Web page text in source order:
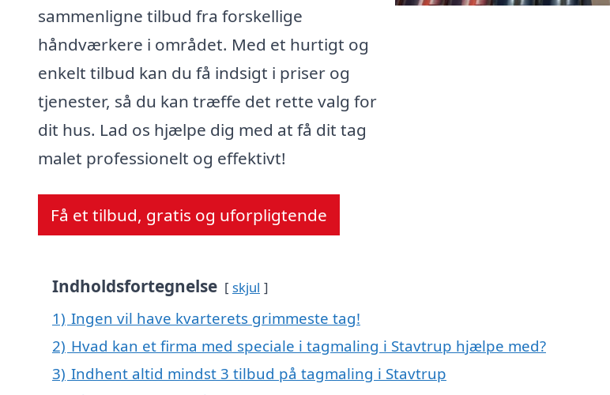
sammenligne tilbud fra forskellige
håndværkere i området. Med et hurtigt og
enkelt tilbud kan du få indsigt i priser og
tjenester, så du kan træffe det rette valg for
dit hus. Lad os hjælpe dig med at få dit tag
malet professionelt og effektivt!
Få et tilbud, gratis og uforpligtende
Indholdsfortegnelse skjul
1) Ingen vil have kvarterets grimmeste tag!
2) Hvad kan et firma med speciale i tagmaling i Stavtrup hjælpe med?
3) Indhent altid mindst 3 tilbud på tagmaling i Stavtrup